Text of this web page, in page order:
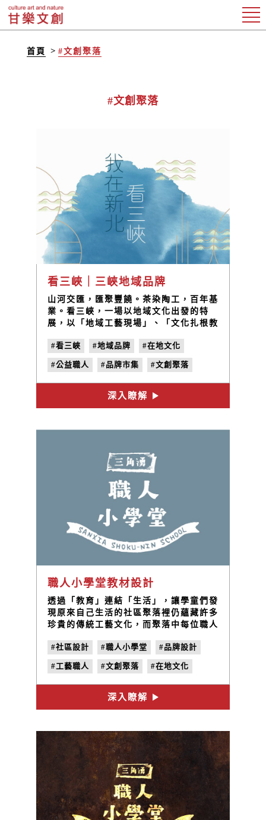
首頁 #文創聚落
#文創聚落
看三峽｜三峽地域品牌
山河交匯，匯聚豐饒。茶染陶工，百年基
業。看三峽，一場以地域文化出發的特
展，以「地域工藝現場」、「文化扎根教
詮釋城鄉文化特色與價值。循著土地的生
活軌跡，設計轉動產業再生，看見地域能
量，體驗魅力新北，感受三峽真摯且樸實
的市井生活。
#看三峽 #地域品牌 #在地文化
#公益職人 #品牌市集 #文創聚落
#地方創生 #社區設計
深入瞭解
職人小學堂教材設計
透過「教育」連結「生活」，讓學童們發
現原來自己生活的社區聚落裡仍蘊藏許多
珍貴的傳統工藝文化，而聚落中每位職人
都是學生們的教室。
#社區設計 #職人小學堂 #品牌設計
#工藝職人 #文創聚落 #在地文化
#LOGO設計
深入瞭解